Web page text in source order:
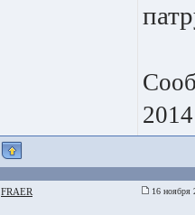
FRAER 16 ноября